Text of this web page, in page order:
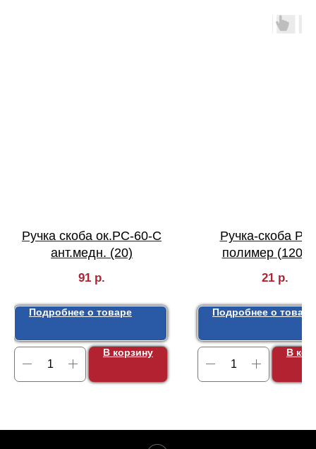
Ручка скоба ок.РС-60-С
ант.медн. (20)
91 р.
Подробнее о товаре
В корзину
Ручка-скоба
полимер (120)
21 р.
Подробнее о товаре
В